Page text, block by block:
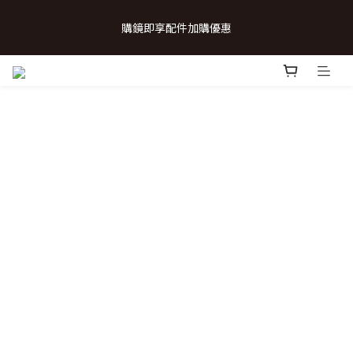
卡/情人卡(2選1)
購鏡即享配件加購優惠
💗致...特別的日子💗 | 全館任選 贈奶呼呼品牌明信片(乙張) *生日